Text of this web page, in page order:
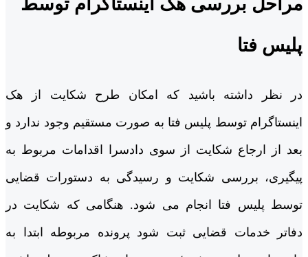
پلیس فتا
در نظر داشته باشید که امکان طرح شکایت از هک
اینستاگرام توسط پلیس فتا به صورت مستقیم وجود ندارد و
بعد از ارجاع شکایت از سوی دادسرا اقدامات مربوط به
پیگیری، بررسی شکایت و رسیدگی به دستورات قضایی
توسط پلیس فتا انجام می شود. هنگامی که شکایت در
دفاتر خدمات قضایی ثبت شود پرونده مربوطه ابتدا به